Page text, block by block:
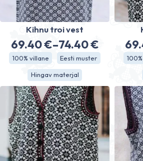
Kihnu troi vest
69.40€–74.40€
Hinnavahemik:
69.40 €
kuni
74.40 €
100% villane Eesti muster
Hingav materjal